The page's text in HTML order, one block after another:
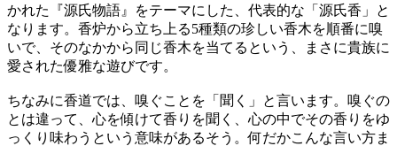
かれた『源氏物語』をテーマにした、代表的な「源氏香」と
なります。香炉から立ち上る5種類の珍しい香木を順番に嗅
いで、そのなかから同じ香木を当てるという、まさに貴族に
愛された優雅な遊びです。
ちなみに香道では、嗅ぐことを「聞く」と言います。嗅ぐの
とは違って、心を傾けて香りを聞く、心の中でその香りをゆ
っくり味わうという意味があるそう。何だかこんな言い方ま